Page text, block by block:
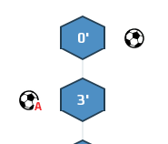
0'
3'